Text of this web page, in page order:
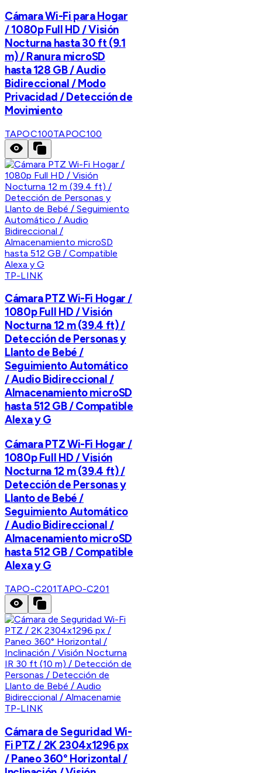
Cámara Wi-Fi para Hogar
/ 1080p Full HD / Visión
Nocturna hasta 30 ft (9.1
m) / Ranura microSD
hasta 128 GB / Audio
Bidireccional / Modo
Privacidad / Detección de
Movimiento
TAPOC100TAPOC100
TP-LINK
Cámara PTZ Wi-Fi Hogar /
1080p Full HD / Visión
Nocturna 12 m (39.4 ft) /
Detección de Personas y
Llanto de Bebé /
Seguimiento Automático
/ Audio Bidireccional /
Almacenamiento microSD
hasta 512 GB / Compatible
Alexa y G
Cámara PTZ Wi-Fi Hogar /
1080p Full HD / Visión
Nocturna 12 m (39.4 ft) /
Detección de Personas y
Llanto de Bebé /
Seguimiento Automático
/ Audio Bidireccional /
Almacenamiento microSD
hasta 512 GB / Compatible
Alexa y G
TAPO-C201TAPO-C201
TP-LINK
Cámara de Seguridad Wi-
Fi PTZ / 2K 2304x1296 px
/ Paneo 360° Horizontal /